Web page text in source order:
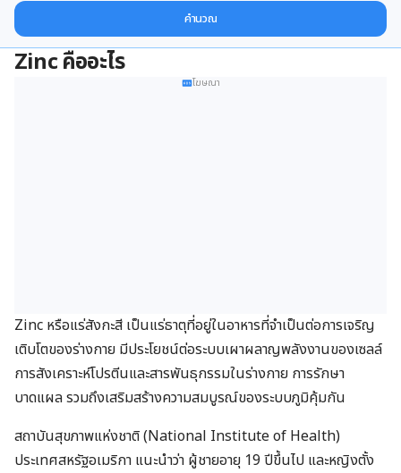
คำนวณ
Zinc คืออะไร
โฆษณา
Zinc หรือแร่สังกะสี เป็นแร่ธาตุที่อยู่ในอาหารที่จำเป็นต่อการเจริญ
เติบโตของร่างกาย มีประโยชน์ต่อระบบเผาผลาญพลังงานของเซลล์
การสังเคราะห์โปรตีนและสารพันธุกรรมในร่างกาย การรักษา
บาดแผล รวมถึงเสริมสร้างความสมบูรณ์ของระบบภูมิคุ้มกัน
สถาบันสุขภาพแห่งชาติ (National Institute of Health)
ประเทศสหรัฐอเมริกา แนะนำว่า ผู้ชายอายุ 19 ปีขึ้นไป และหญิงตั้ง